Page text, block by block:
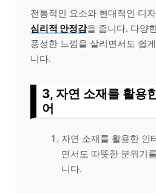
전통적인 요소와 현대적인 디
심리적 안정감을 줍니다. 다양
풍성한 느낌을 살리면서도 쉽
니다.
3, 자연 소재를 활용
어
자연 소재를 활용한 인
면서도 따뜻한 분위기
니다.